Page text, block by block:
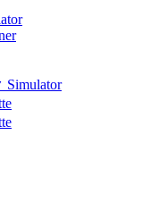
Simulator